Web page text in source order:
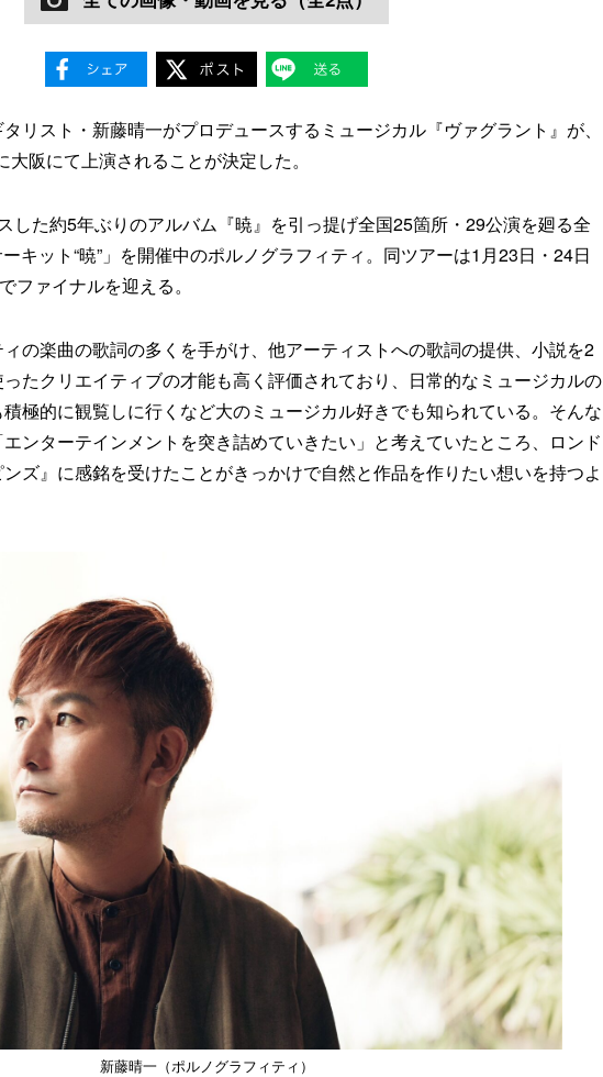
リスト・新藤晴一がプロデュースするミュージカル『ヴァグラント』が、
阪にて上演されることが決定した。
した約5年ぶりのアルバム『暁』を引っ提げ全国25箇所・29公演を廻る全
キット“暁”」を開催中のポルノグラフィティ。同ツアーは1月23日・24日
ファイナルを迎える。
の楽曲の歌詞の多くを手がけ、他アーティストへの歌詞の提供、小説を2
たクリエイティブの才能も高く評価されており、日常的なミュージカルの
極的に観覧しに行くなど大のミュージカル好きでも知られている。そんな
ンターテインメントを突き詰めていきたい」と考えていたところ、ロンド
ズ』に感銘を受けたことがきっかけで自然と作品を作りたい想いを持つよ
新藤晴一（ポルノグラフィティ）